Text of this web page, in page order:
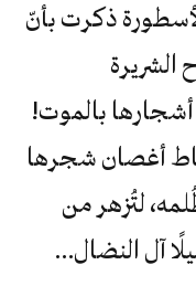
ذكرت بأنّ
الشريرة
بالموت!
أغصان شجرها
لتُزهر من
آل النضال…